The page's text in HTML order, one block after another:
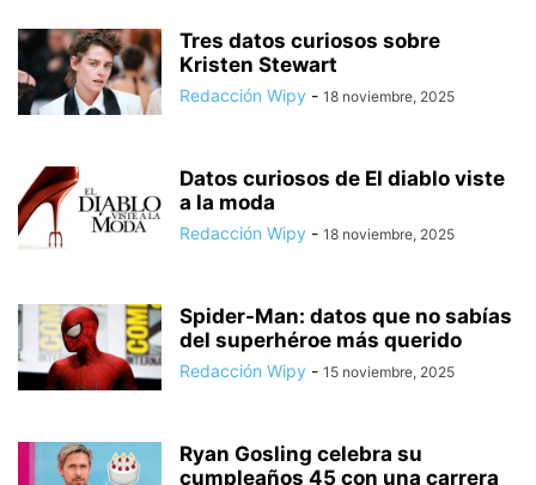
Tres datos curiosos sobre
Kristen Stewart
Redacción Wipy - 18 noviembre, 2025
Datos curiosos de El diablo viste
a la moda
Redacción Wipy - 18 noviembre, 2025
Spider-Man: datos que no sabías
del superhéroe más querido
Redacción Wipy - 15 noviembre, 2025
Ryan Gosling celebra su
cumpleaños 45 con una carrera